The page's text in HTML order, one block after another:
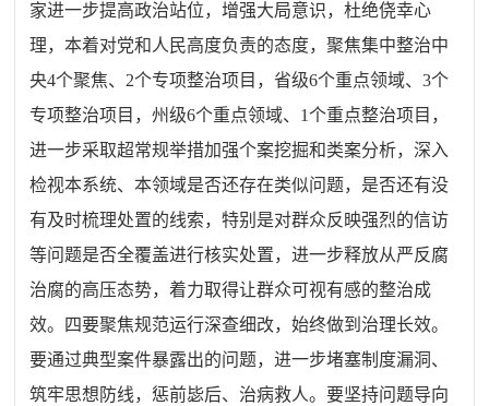
家进一步提高政治站位，增强大局意识，杜绝侥幸心
理，本着对党和人民高度负责的态度，聚焦集中整治中
央4个聚焦、2个专项整治项目，省级6个重点领域、3个
专项整治项目，州级6个重点领域、1个重点整治项目，
进一步采取超常规举措加强个案挖掘和类案分析，深入
检视本系统、本领域是否还存在类似问题，是否还有没
有及时梳理处置的线索，特别是对群众反映强烈的信访
等问题是否全覆盖进行核实处置，进一步释放从严反腐
治腐的高压态势，着力取得让群众可视有感的整治成
效。四要聚焦规范运行深查细改，始终做到治理长效。
要通过典型案件暴露出的问题，进一步堵塞制度漏洞、
筑牢思想防线，惩前毖后、治病救人。要坚持问题导向